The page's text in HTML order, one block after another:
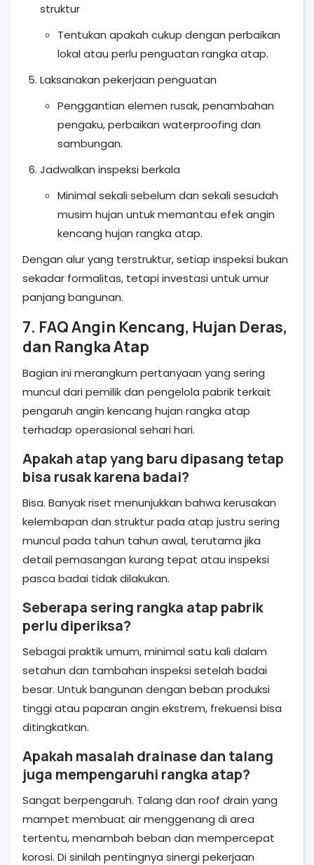
struktur
Tentukan apakah cukup dengan perbaikan
lokal atau perlu penguatan rangka atap.
Laksanakan pekerjaan penguatan
Penggantian elemen rusak, penambahan
pengaku, perbaikan waterproofing dan
sambungan.
Jadwalkan inspeksi berkala
Minimal sekali sebelum dan sekali sesudah
musim hujan untuk memantau efek angin
kencang hujan rangka atap.
Dengan alur yang terstruktur, setiap inspeksi bukan
sekadar formalitas, tetapi investasi untuk umur
panjang bangunan.
7. FAQ Angin Kencang, Hujan Deras,
dan Rangka Atap
Bagian ini merangkum pertanyaan yang sering
muncul dari pemilik dan pengelola pabrik terkait
pengaruh angin kencang hujan rangka atap
terhadap operasional sehari hari.
Apakah atap yang baru dipasang tetap
bisa rusak karena badai?
Bisa. Banyak riset menunjukkan bahwa kerusakan
kelembapan dan struktur pada atap justru sering
muncul pada tahun tahun awal, terutama jika
detail pemasangan kurang tepat atau inspeksi
pasca badai tidak dilakukan.
Seberapa sering rangka atap pabrik
perlu diperiksa?
Sebagai praktik umum, minimal satu kali dalam
setahun dan tambahan inspeksi setelah badai
besar. Untuk bangunan dengan beban produksi
tinggi atau paparan angin ekstrem, frekuensi bisa
ditingkatkan.
Apakah masalah drainase dan talang
juga mempengaruhi rangka atap?
Sangat berpengaruh. Talang dan roof drain yang
mampet membuat air menggenang di area
tertentu, menambah beban dan mempercepat
korosi. Di sinilah pentingnya sinergi pekerjaan